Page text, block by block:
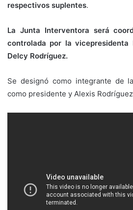
respectivos suplentes.
La Junta Interventora será
controlada por la vicepresidenta
Delcy Rodríguez.
Se designó como integrante de
como presidente y Alexis